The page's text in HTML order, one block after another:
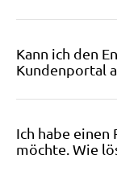
Kann ich den
Kundenportal
Ich habe einen
möchte. Wie